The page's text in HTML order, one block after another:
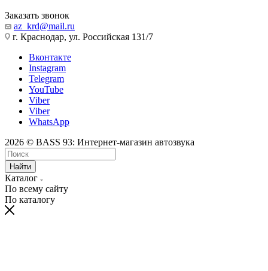
Заказать звонок
az_krd@mail.ru
г. Краснодар, ул. Российская 131/7
Вконтакте
Instagram
Telegram
YouTube
Viber
Viber
WhatsApp
2026 © BASS 93: Интернет-магазин автозвука
Найти
Каталог
По всему сайту
По каталогу